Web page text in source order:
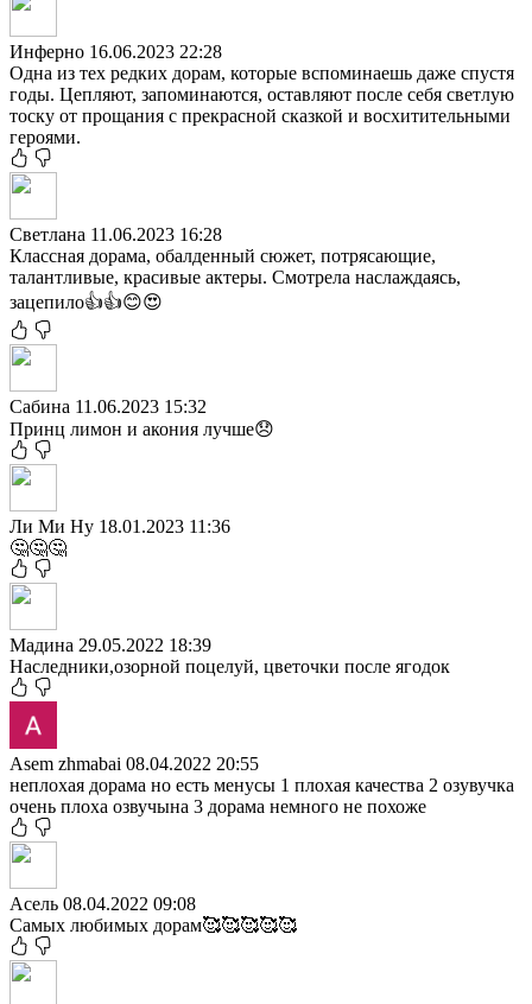
Инферно 16.06.2023 22:28
Одна из тех редких дорам, которые вспоминаешь даже спустя
годы. Цепляют, запоминаются, оставляют после себя светлую
тоску от прощания с прекрасной сказкой и восхитительными
героями.
Светлана 11.06.2023 16:28
Классная дорама, обалденный сюжет, потрясающие,
талантливые, красивые актеры. Смотрела наслаждаясь,
зацепило👍👍😊😍
Сабина 11.06.2023 15:32
Принц лимон и акония лучше😞
Ли Ми Ну 18.01.2023 11:36
🤔🤔🤔
Мадина 29.05.2022 18:39
Наследники,озорной поцелуй, цветочки после ягодок
Asem zhmabai 08.04.2022 20:55
неплохая дорама но есть менусы 1 плохая качества 2 озувучка
очень плоха озвучына 3 дорама немного не похоже
Асель 08.04.2022 09:08
Самых любимых дорам🥰🥰🥰🥰🥰